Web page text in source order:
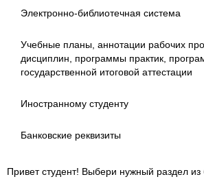
Электронно-библиотечная система
Учебные планы, аннотации рабочих
дисциплин, программы практик,
государственной итоговой аттестации
Иностранному cтуденту
Банковские реквизиты
Привет студент! Выбери нужный раздел из